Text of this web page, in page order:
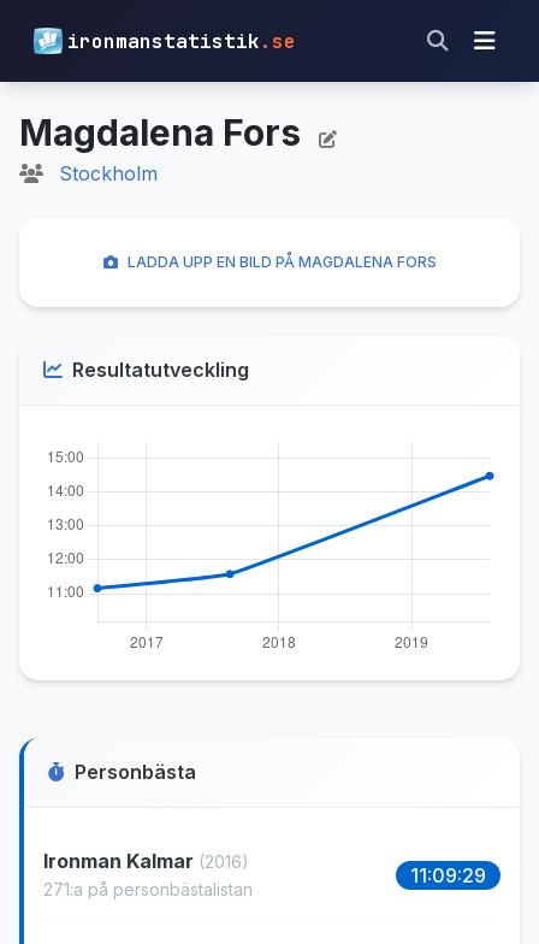
ironmanstatistik.se
Magdalena Fors
Stockholm
Personbästa
Ironman Kalmar (2016)
271:a på personbästalistan
11:09:29
LADDA UPP EN BILD PÅ MAGDALENA FORS
Resultatutveckling